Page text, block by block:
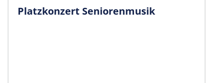
Platzkonzert Seniorenmusik